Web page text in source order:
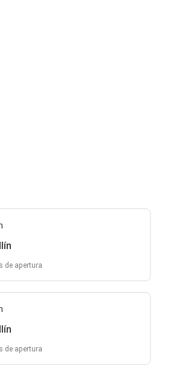
de apertura
de apertura